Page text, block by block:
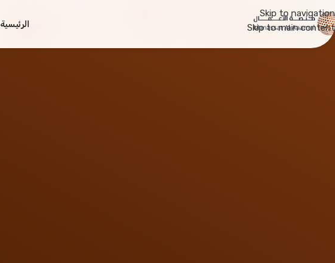
Skip to navigation
Skip to main content
الرئيسية